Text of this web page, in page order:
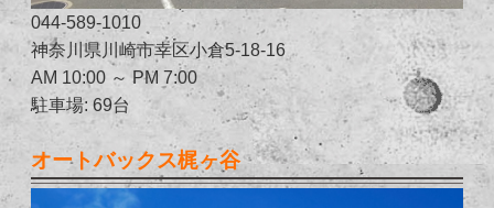
044-589-1010
神奈川県川崎市幸区小倉5-18-16
AM 10:00 ～ PM 7:00
駐車場: 69台
オートバックス梶ヶ谷